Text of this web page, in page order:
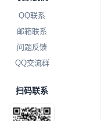
QQ联系
邮箱联系
问题反馈
QQ交流群
扫码联系